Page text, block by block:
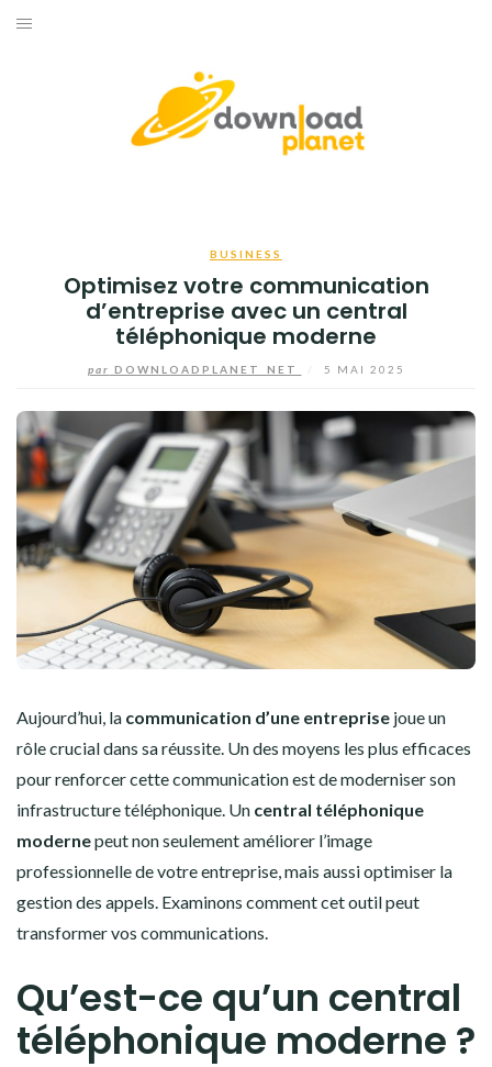
Aller
BUSINESS
Optimisez votre communication
d’entreprise avec un central
téléphonique moderne
par DOWNLOADPLANET_NET 5 MAI 2025
Aujourd’hui, la communication d’une entreprise joue un
rôle crucial dans sa réussite. Un des moyens les plus efficaces
pour renforcer cette communication est de moderniser son
infrastructure téléphonique. Un central téléphonique
modernepeut non seulement améliorer l’image
professionnelle de votre entreprise, mais aussi optimiser la
gestion des appels. Examinons comment cet outil peut
transformer vos communications.
Qu’est-ce qu’un central
téléphonique moderne ?